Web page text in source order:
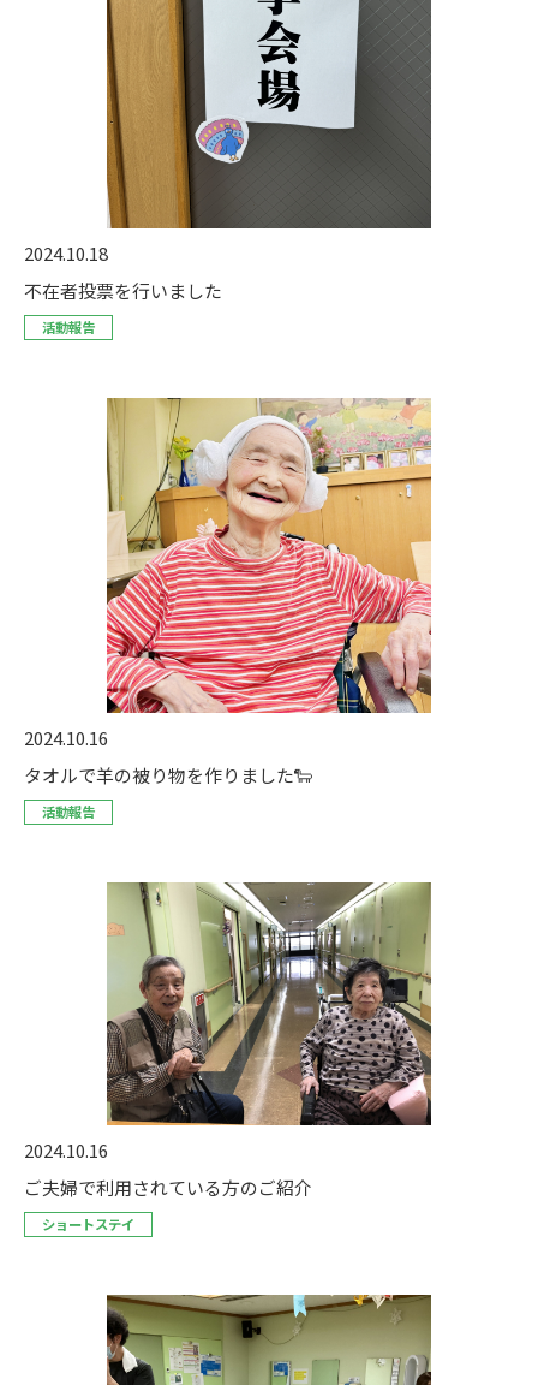
2024.10.18
不在者投票を行いました
活動報告
2024.10.16
タオルで羊の被り物を作りました🐑
活動報告
2024.10.16
ご夫婦で利用されている方のご紹介
ショートステイ